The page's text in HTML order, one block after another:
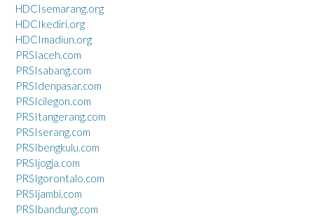
HDCIsemarang.org
HDCIkediri.org
HDCImadiun.org
PRSIaceh.com
PRSIsabang.com
PRSIdenpasar.com
PRSIcilegon.com
PRSItangerang.com
PRSIserang.com
PRSIbengkulu.com
PRSIjogja.com
PRSIgorontalo.com
PRSIjambi.com
PRSIbandung.com